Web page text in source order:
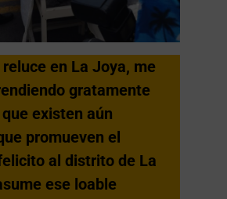
en La Joya, me
gratamente
existen aún
promueven el
al distrito de La
ese loable